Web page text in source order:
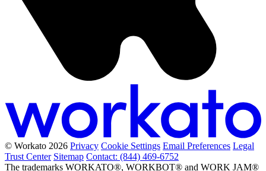
© Workato 2026 Privacy Cookie Settings Email Preferences Legal
Trust Center Sitemap Contact: (844) 469-6752
The trademarks WORKATO®, WORKBOT® and WORK JAM®